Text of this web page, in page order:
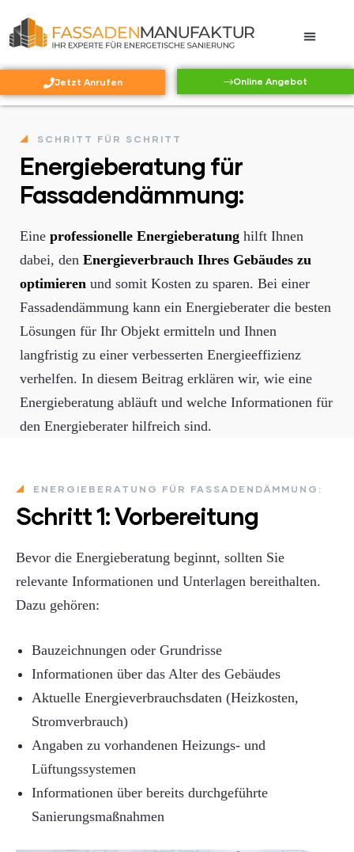
Jetzt Anrufen Online Angebot
SCHRITT FÜR SCHRITT
Energieberatung für
Fassadendämmung:
Eine professionelle Energieberatung hilft Ihnen
dabei, den Energieverbrauch Ihres Gebäudes zu
optimieren und somit Kosten zu sparen. Bei einer
Fassadendämmung kann ein Energieberater die besten
Lösungen für Ihr Objekt ermitteln und Ihnen
langfristig zu einer verbesserten Energieeffizienz
verhelfen. In diesem Beitrag erklären wir, wie eine
Energieberatung abläuft und welche Informationen für
den Energieberater hilfreich sind.
ENERGIEBERATUNG FÜR FASSADENDÄMMUNG:
Schritt 1: Vorbereitung
Bevor die Energieberatung beginnt, sollten Sie
relevante Informationen und Unterlagen bereithalten.
Dazu gehören:
Bauzeichnungen oder Grundrisse
Informationen über das Alter des Gebäudes
Aktuelle Energieverbrauchsdaten (Heizkosten,
Stromverbrauch)
Angaben zu vorhandenen Heizungs- und
Lüftungssystemen
Informationen über bereits durchgeführte
Sanierungsmaßnahmen